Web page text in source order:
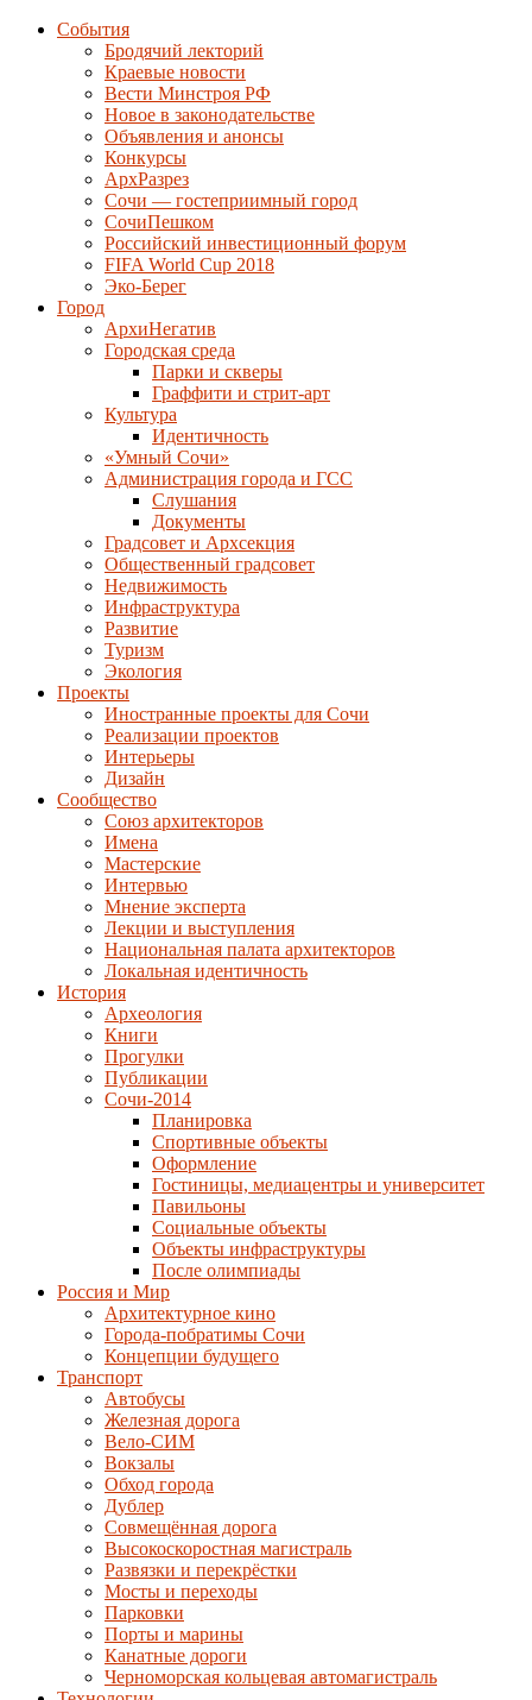
События
Бродячий лекторий
Краевые новости
Вести Минстроя РФ
Новое в законодательстве
Объявления и анонсы
Конкурсы
АрхРазрез
Сочи — гостеприимный город
СочиПешком
Российский инвестиционный форум
FIFA World Cup 2018
Эко-Берег
Город
АрхиНегатив
Городская среда
Парки и скверы
Граффити и стрит-арт
Культура
Идентичность
«Умный Сочи»
Администрация города и ГСС
Слушания
Документы
Градсовет и Архсекция
Общественный градсовет
Недвижимость
Инфраструктура
Развитие
Туризм
Экология
Проекты
Иностранные проекты для Сочи
Реализации проектов
Интерьеры
Дизайн
Сообщество
Союз архитекторов
Имена
Мастерские
Интервью
Мнение эксперта
Лекции и выступления
Национальная палата архитекторов
Локальная идентичность
История
Археология
Книги
Прогулки
Публикации
Сочи-2014
Планировка
Спортивные объекты
Оформление
Гостиницы, медиацентры и университет
Павильоны
Социальные объекты
Объекты инфраструктуры
После олимпиады
Россия и Мир
Архитектурное кино
Города-побратимы Сочи
Концепции будущего
Транспорт
Автобусы
Железная дорога
Вело-СИМ
Вокзалы
Обход города
Дублер
Совмещённая дорога
Высокоскоростная магистраль
Развязки и перекрёстки
Мосты и переходы
Парковки
Порты и марины
Канатные дороги
Черноморская кольцевая автомагистраль